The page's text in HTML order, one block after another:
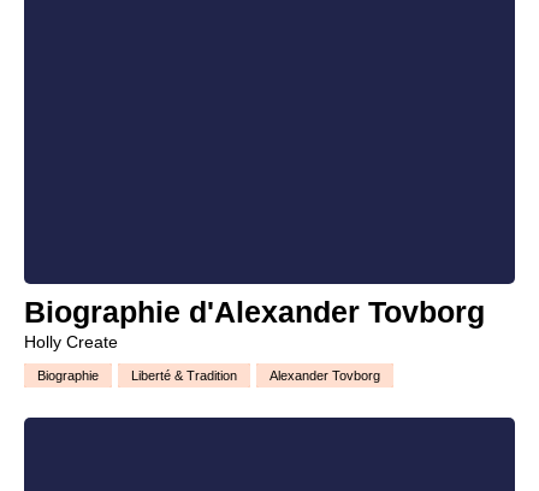
Biographie d'Alexander Tovborg
Holly Create
Biographie Liberté & Tradition Alexander Tovborg